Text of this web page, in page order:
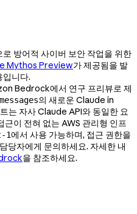
로 방어적 사이버 보안 작업을 위한
Mythos Preview가 제공됨을 발
입니다.
Bedrock에서 연구 프리뷰로 제
의 새로운 Claude in
는 자사 Claude API와 동일한 요
근이 전혀 없는 AWS 관리형 인프
1에서 사용 가능하며, 접근 권한을
당자에게 문의하세요. 자세한 내
을 참조하세요.